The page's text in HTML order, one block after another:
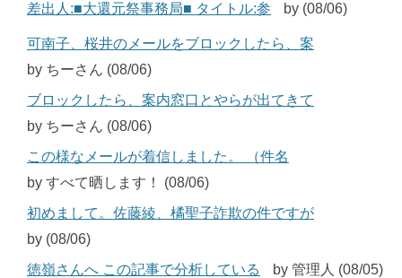
差出人:■大還元祭事務局■ タイトル:参
by (08/06)
可南子、桜井のメールをブロックしたら、案
by ちーさん (08/06)
ブロックしたら、案内窓口とやらが出てきて
by ちーさん (08/06)
この様なメールが着信しました。 （件名
by すべて晒します！ (08/06)
初めまして。佐藤綾、橘聖子詐欺の件ですが
by (08/06)
徳嶺さんへ この記事で分析している
by 管理人 (08/05)